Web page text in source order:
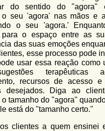
do sentido do "agora"
seu 'agora' nas mãos e
o seu 'agora.'
para o espaço entre as
das suas emoções
esse processo pode
usar essa reação como
terapêuticas
recursos de acesso
desejados. Diga ao
tamanho do "agora"
está do "tamanho certo."
clientes a quem ensinei